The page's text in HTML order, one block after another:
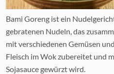
Bami Goreng ist ein
gebratenen Nudeln, das
mit verschiedenen Gemüsen und
Fleisch im Wok zubereitet und
Sojasauce gewürzt wird.